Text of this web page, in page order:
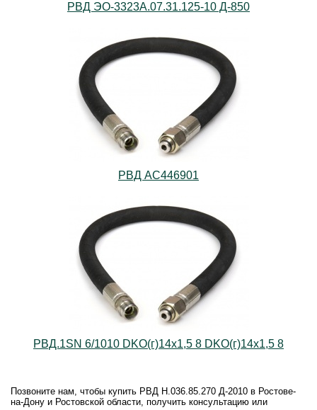
РВД ЭО-3323А.07.31.125-10 Д-850
РВД AС446901
РВД.1SN 6/1010 DKO(г)14х1,5 8 DKO(г)14х1,5 8
Позвоните нам, чтобы купить РВД Н.036.85.270 Д-2010 в Ростове-
на-Дону и Ростовской области, получить консультацию или